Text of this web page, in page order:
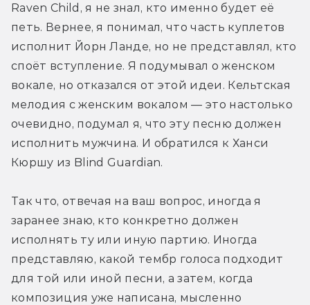
Raven Child, я не знал, кто именно будет её
петь. Вернее, я понимал, что часть куплетов
исполнит Йорн Ланде, но не представлял, кто
споёт вступление. Я подумывал о женском
вокале, но отказался от этой идеи. Кельтская
мелодия с женским вокалом — это настолько
очевидно, подумал я, что эту песню должен
исполнить мужчина. И обратился к Ханси
Кюршу из Blind Guardian.
Так что, отвечая на ваш вопрос, иногда я
заранее знаю, кто конкретно должен
исполнять ту или иную партию. Иногда
представляю, какой тембр голоса подходит
для той или иной песни, а затем, когда
композиция уже написана, мысленно